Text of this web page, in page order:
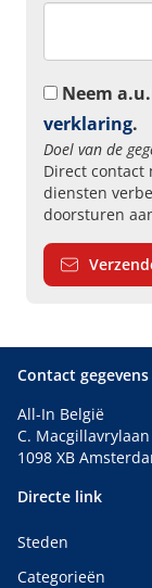
Neem
verklaring.
Doel van de
Direct contact
diensten
doorsturen
Contact gegevens
All-In België
C.
1098 XB
Directe link
Steden
Categorieën